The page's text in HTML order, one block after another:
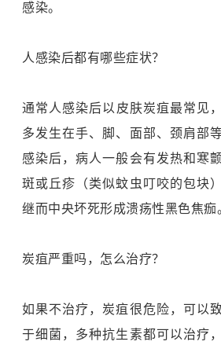
感染。
人感染后都有哪些症状？
通常人感染后以皮肤炭疽最常见
多发生在手、脚、面部、颈肩部
感染后，病人一般会有发热和寒
斑或丘疹（类似蚊虫叮咬的包块
继而中央坏死形成溃疡性黑色焦痂
炭疽严重吗，怎么治疗？
如果不治疗，炭疽很危险，可以
于细菌，多种抗生素都可以治疗